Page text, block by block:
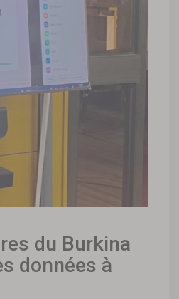
du Burkina
données à